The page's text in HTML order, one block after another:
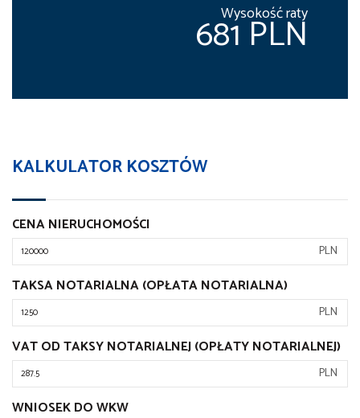
Wysokość raty
681 PLN
KALKULATOR KOSZTÓW
CENA NIERUCHOMOŚCI
PLN
TAKSA NOTARIALNA (OPŁATA NOTARIALNA)
PLN
VAT OD TAKSY NOTARIALNEJ (OPŁATY NOTARIALNEJ)
PLN
WNIOSEK DO WKW